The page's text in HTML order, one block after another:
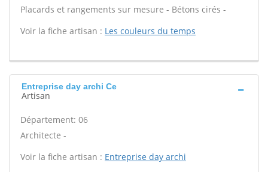
Placards et rangements sur mesure - Bétons cirés -
Voir la fiche artisan : Les couleurs du temps
Entreprise day archi Ce
Artisan
Département: 06
Architecte -
Voir la fiche artisan : Entreprise day archi